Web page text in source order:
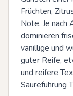
Früchten,
Note. Je nach
dominieren
vanillige und
guter Reife,
und reifere
Säureführung